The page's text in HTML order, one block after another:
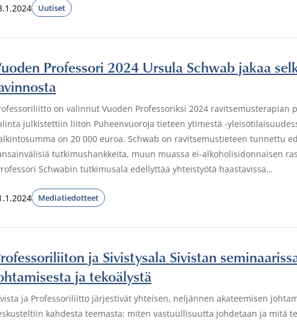
Uutiset
Professori 2024 Ursula Schwab jakaa
on valinnut Vuoden Professoriksi 2024 ravitsemusterapian
julkistettiin liiton Puheenvuoroja tieteen ytimestä -
on 20 000 euroa. Schwab on ravitsemustieteen tunnettu
tutkimushankkeita, muun muassa ei-alkoholisidonnaisen
Schwabin tutkimusala edellyttää yhteistyötä haastavissa…
Mediatiedotteet
ja Sivistysala Sivistan
ja tekoälystä
ja Professoriliitto järjestivät yhteisen, neljännen akateemisen
kahdesta teemasta: miten vastuullisuutta johdetaan ja mitä